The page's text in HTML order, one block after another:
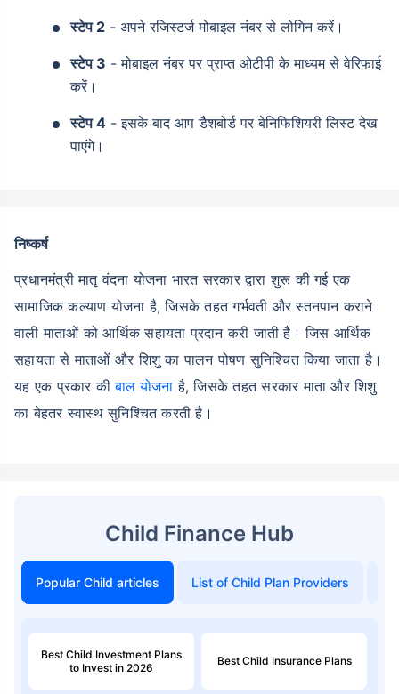
स्टेप 2 - अपने रजिस्टर्ज मोबाइल नंबर से लोगिन करें।
स्टेप 3 - मोबाइल नंबर पर प्राप्त ओटीपी के माध्यम से वेरिफाई
करें।
स्टेप 4 - इसके बाद आप डैशबोर्ड पर बेनिफिशियरी लिस्ट देख
पाएंगे।
निष्कर्ष
प्रधानमंत्री मातृ वंदना योजना भारत सरकार द्वारा शुरू की गई एक
सामाजिक कल्याण योजना है, जिसके तहत गर्भवती और स्तनपान कराने
वाली माताओं को आर्थिक सहायता प्रदान करी जाती है। जिस आर्थिक
सहायता से माताओं और शिशु का पालन पोषण सुनिश्चित किया जाता है।
यह एक प्रकार कीबाल योजना है, जिसके तहत सरकार माता और शिशु
का बेहतर स्वास्थ सुनिश्चित करती है।
Child Finance Hub
Popular Child articles List of Child Plan Providers
Best Child Investment Plans
to Invest in 2026
Best Child Insurance Plans